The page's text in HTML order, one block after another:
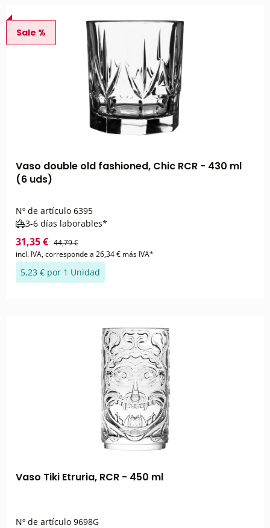
Sale %
Vaso double old fashioned, Chic RCR - 430 ml
(6 uds)
Nº de artículo 6395
3-6 días laborables*
31,35 € 44,79 €
incl. IVA, corresponde a 26,34 € más IVA*
5,23 € por 1 Unidad
Vaso Tiki Etruria, RCR - 450 ml
Nº de artículo 9698G